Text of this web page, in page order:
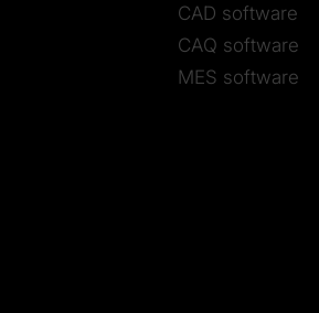
CAD software
CAQ software
MES software